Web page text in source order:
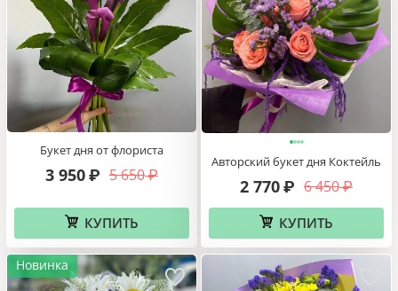
Букет дня от флориста
5 650 ₽
3 950₽
КУПИТЬ
Авторский букет дня Коктейль
6 450 ₽
2 770₽
КУПИТЬ
Новинка